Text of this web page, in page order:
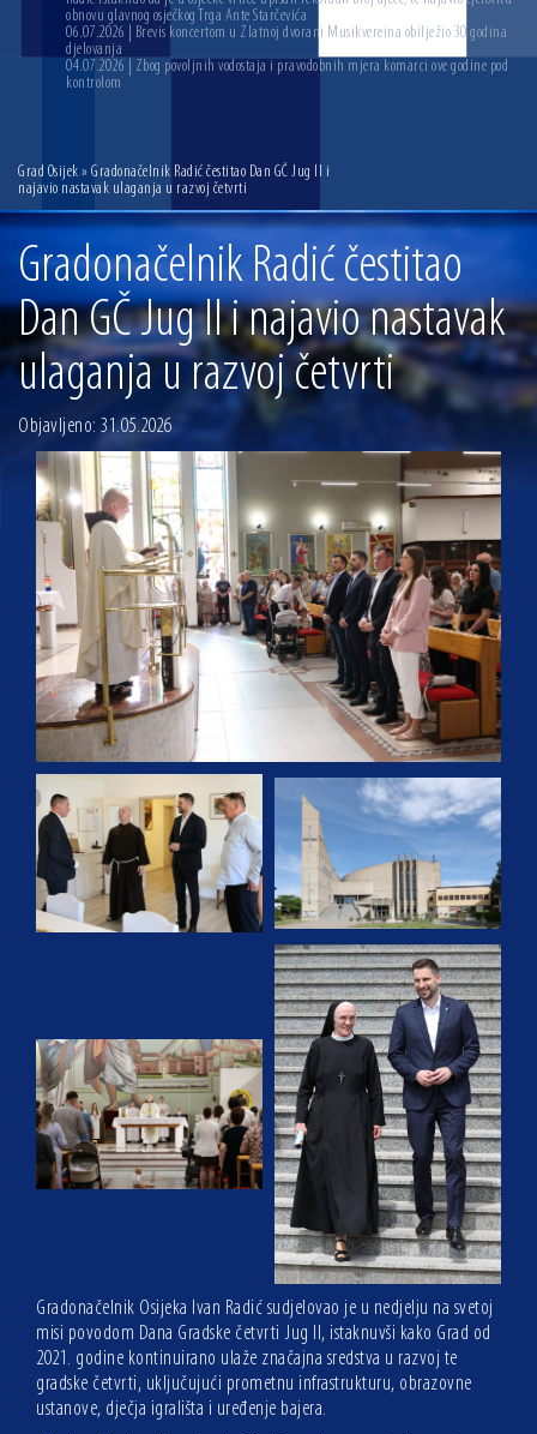
obnovu glavnog osječkog Trga Ante Starčevića
06.07.2026 | Brevis koncertom u Zlatnoj dvorani Musikvereina obilježio 30 godina
djelovanja
04.07.2026 | Zbog povoljnih vodostaja i pravodobnih mjera komarci ove godine pod
kontrolom
Grad Osijek » Gradonačelnik Radić čestitao Dan GČ Jug II i
najavio nastavak ulaganja u razvoj četvrti
Gradonačelnik Radić čestitao
Dan GČ Jug II i najavio nastavak
ulaganja u razvoj četvrti
Objavljeno: 31.05.2026
Gradonačelnik Osijeka Ivan Radić sudjelovao je u nedjelju na svetoj
misi povodom Dana Gradske četvrti Jug II, istaknuvši kako Grad od
2021. godine kontinuirano ulaže značajna sredstva u razvoj te
gradske četvrti, uključujući prometnu infrastrukturu, obrazovne
ustanove, dječja igrališta i uređenje bajera.